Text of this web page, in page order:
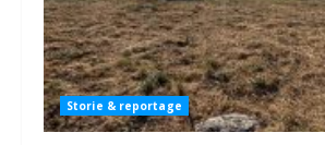
Storie & reportage